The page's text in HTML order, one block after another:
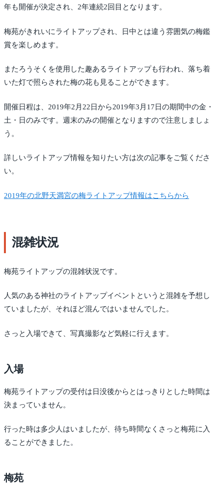
年も開催が決定され、2年連続2回目となります。
梅苑がきれいにライトアップされ、日中とは違う雰囲気の梅鑑
賞を楽しめます。
またろうそくを使用した趣あるライトアップも行われ、落ち着
いた灯で照らされた梅の花も見ることができます。
開催日程は、2019年2月22日から2019年3月17日の期間中の金・
土・日のみです。週末のみの開催となりますので注意しましょ
う。
詳しいライトアップ情報を知りたい方は次の記事をご覧くださ
い。
2019年の北野天満宮の梅ライトアップ情報はこちらから
混雑状況
梅苑ライトアップの混雑状況です。
人気のある神社のライトアップイベントというと混雑を予想し
ていましたが、それほど混んではいませんでした。
さっと入場できて、写真撮影など気軽に行えます。
入場
梅苑ライトアップの受付は日没後からとはっきりとした時間は
決まっていません。
行った時は多少人はいましたが、待ち時間なくさっと梅苑に入
ることができました。
梅苑